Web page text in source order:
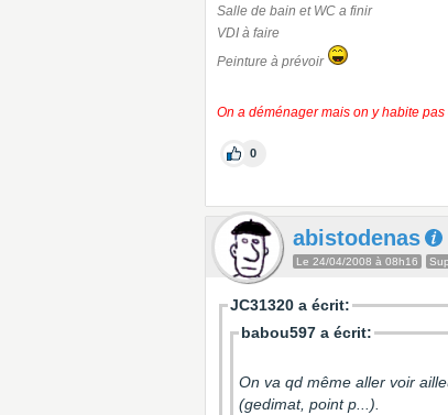
Salle de bain et WC a finir
VDI à faire
Peinture à prévoir
On a déménager mais on y habite
0
abistodenas
Le 24/04/2008 à 08h16
JC31320 a écrit:
babou597 a écrit:
On va qd même aller voir
(gedimat, point p...).